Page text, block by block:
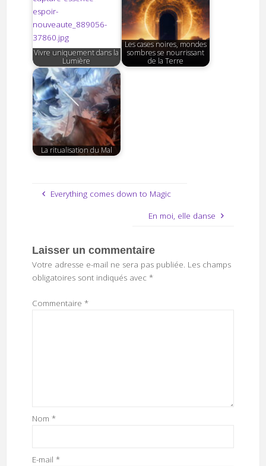
Ressourcement en
dormant dans l'astral
Vivre uniquement dans la
Lumière
Les cases noires, mondes
sombres se nourrissant
de la Terre
La ritualisation du Mal
Everything comes down to Magic
En moi, elle danse
Laisser un commentaire
Votre adresse e-mail ne sera pas publiée. Les champs
obligatoires sont indiqués avec *
Commentaire *
Nom *
E-mail *